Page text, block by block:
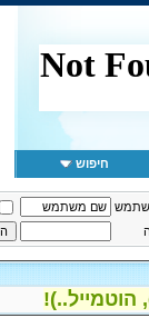
חיפוש